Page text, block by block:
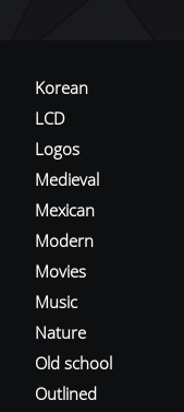
Korean
LCD
Logos
Medieval
Mexican
Modern
Movies
Music
Nature
Old school
Outlined